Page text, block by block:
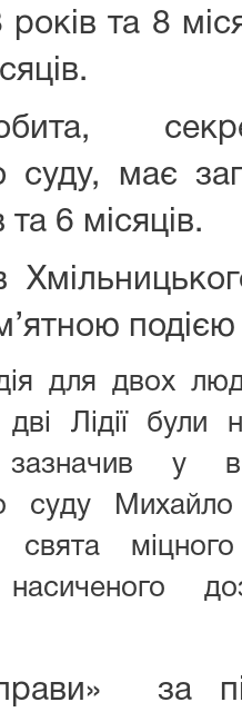
та 8
суду, має
6 місяців.
подією
для двох
Лідії були
у
суду
свята
за